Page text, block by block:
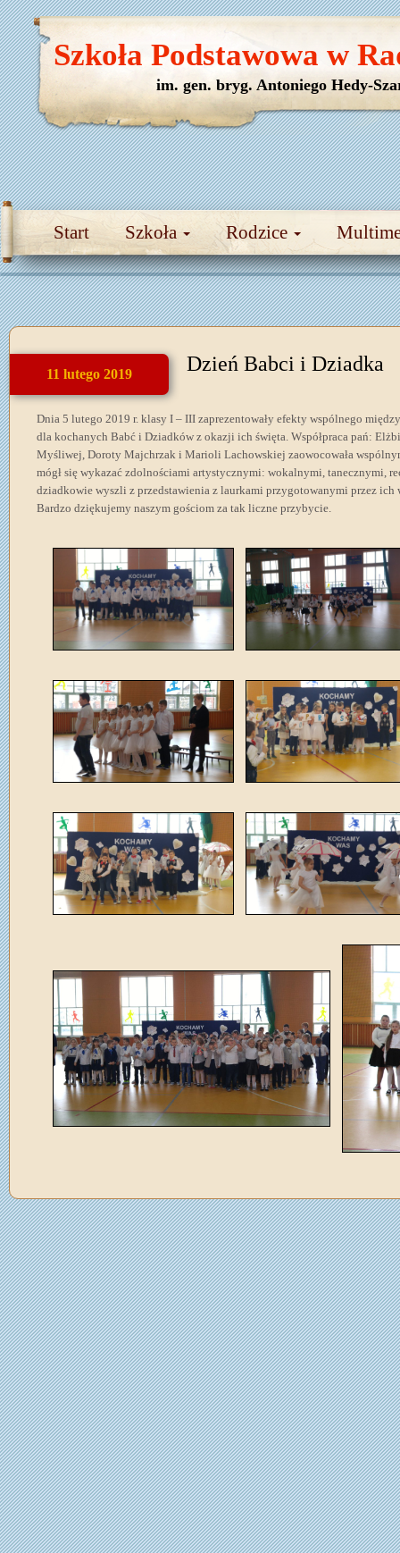
Start Szkoła Rodzice
Szkoła Podstawowa w
im. gen. bryg. Antoniego Hedy-
11 lutego 2019 Dzień Babci i Dziadka
Dnia 5 lutego 2019 r. klasy I – III zaprezentowały efekty wspólnego
dla kochanych Babć i Dziadków z okazji ich święta. Współpraca pań:
Myśliwej, Doroty Majchrzak i Marioli Lachowskiej zaowocowała
mógł się wykazać zdolnościami artystycznymi: wokalnymi, tanecznymi,
dziadkowie wyszli z przedstawienia z laurkami przygotowanymi przez ich
Bardzo dziękujemy naszym gościom za tak liczne przybycie.